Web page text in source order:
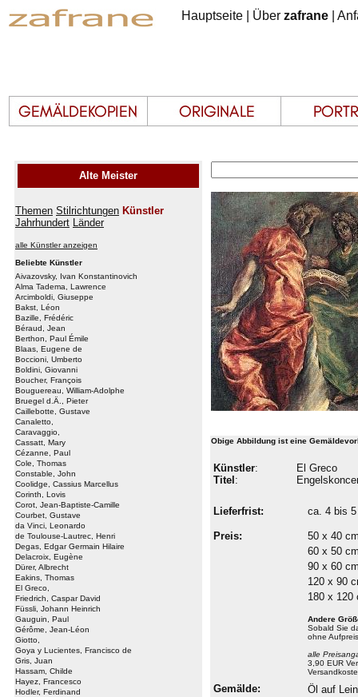
Hauptseite Über zafrane
Alte Meister
Themen Stilrichtungen Künstler
Jahrhundert Länder
alle Künstler anzeigen
Beliebte Künstler
Aivazovsky, Ivan Konstantinovich
Alma Tadema, Lawrence
Arcimboldi, Giuseppe
Bakst, Léon
Bazille, Frédéric
Béraud, Jean
Berthon, Paul Émile
Blaas, Eugene de
Boccioni, Umberto
Boldini, Giovanni
Boucher, François
Bouguereau, William-Adolphe
Bruegel d.Ä., Pieter
Caillebotte, Gustave
Canaletto,
Caravaggio,
Cassatt, Mary
Cézanne, Paul
Cole, Thomas
Constable, John
Coolidge, Cassius Marcellus
Corinth, Lovis
Corot, Jean-Baptiste-Camille
Courbet, Gustave
da Vinci, Leonardo
de Toulouse-Lautrec, Henri
Degas, Edgar Germain Hilaire
Delacroix, Eugène
Dürer, Albrecht
Eakins, Thomas
El Greco,
Friedrich, Caspar David
Füssli, Johann Heinrich
Gauguin, Paul
Gérôme, Jean-Léon
Giotto,
Goya y Lucientes, Francisco de
Gris, Juan
Hassam, Childe
Hayez, Francesco
Hodler, Ferdinand
Obige Abbildung ist eine
Künstler:
Titel :
El Greco
Lieferfrist: ca. 4 bis
Preis:
50 x 40
60 x 50
90 x 60
120 x 90
180 x 120
Andere
Sobald Sie
ohne
alle
3,90 EUR
Gemälde: Öl auf